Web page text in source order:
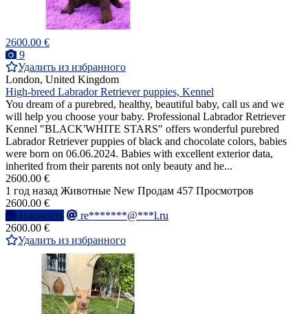
2600.00 €
9
Удалить из избранного
London, United Kingdom
High-breed Labrador Retriever puppies, Kennel
You dream of a purebred, healthy, beautiful baby, call us and we
will help you choose your baby. Professional Labrador Retriever
Kennel "BLACK'WHITE STARS" offers wonderful purebred
Labrador Retriever puppies of black and chocolate colors, babies
were born on 06.06.2024. Babies with excellent exterior data,
inherited from their parents not only beauty and he...
2600.00 €
1 год назад Животные New Продам 457 Просмотров
2600.00 €
Написать
re*******@***l.ru
2600.00 €
Удалить из избранного